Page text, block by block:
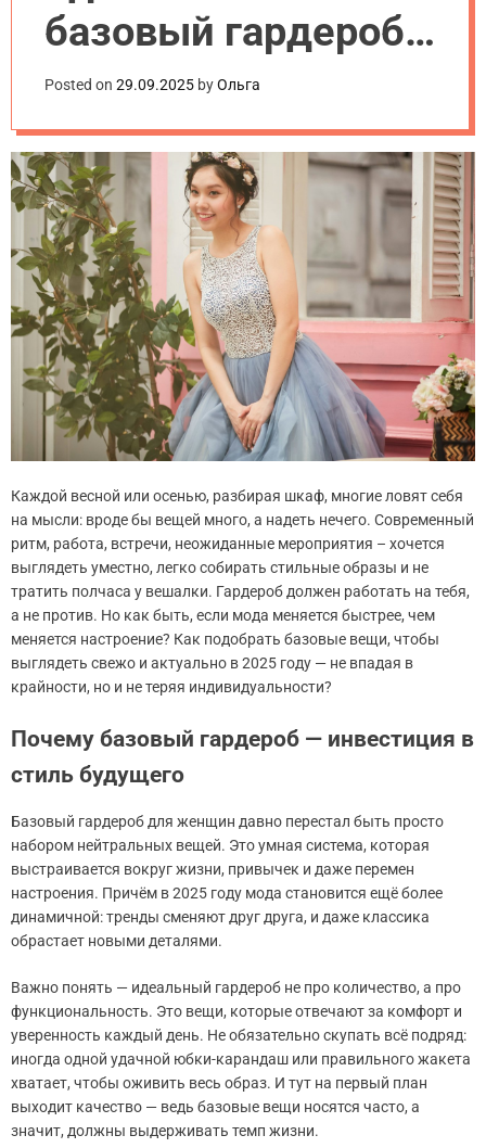
базовый гардероб
для женщин в 2025
году: пошаговая
инструкция
Posted on 29.09.2025 byОльга
Каждой весной или осенью, разбирая шкаф, многие ловят себя
на мысли: вроде бы вещей много, а надеть нечего. Современный
ритм, работа, встречи, неожиданные мероприятия – хочется
выглядеть уместно, легко собирать стильные образы и не
тратить полчаса у вешалки. Гардероб должен работать на тебя,
а не против. Но как быть, если мода меняется быстрее, чем
меняется настроение? Как подобрать базовые вещи, чтобы
выглядеть свежо и актуально в 2025 году — не впадая в
крайности, но и не теряя индивидуальности?
Почему базовый гардероб — инвестиция в
стиль будущего
Базовый гардероб для женщин давно перестал быть просто
набором нейтральных вещей. Это умная система, которая
выстраивается вокруг жизни, привычек и даже перемен
настроения. Причём в 2025 году мода становится ещё более
динамичной: тренды сменяют друг друга, и даже классика
обрастает новыми деталями.
Важно понять — идеальный гардероб не про количество, а про
функциональность. Это вещи, которые отвечают за комфорт и
уверенность каждый день. Не обязательно скупать всё подряд:
иногда одной удачной юбки-карандаш или правильного жакета
хватает, чтобы оживить весь образ. И тут на первый план
выходит качество — ведь базовые вещи носятся часто, а
значит, должны выдерживать темп жизни.